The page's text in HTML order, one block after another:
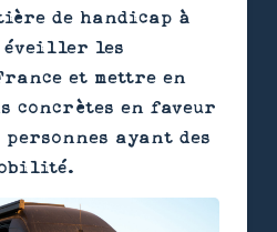
de handicap à
éveiller les
et mettre en
concrètes en faveur
ayant des